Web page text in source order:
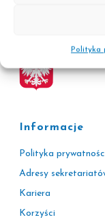
Polityka
Nie wymagamy
Informacje
Polityka
Adresy
Kariera
Korzyści